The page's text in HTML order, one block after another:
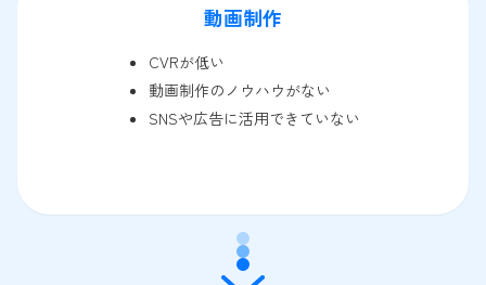
動画制作
CVRが低い
動画制作のノウハウがない
SNSや広告に活用できていない